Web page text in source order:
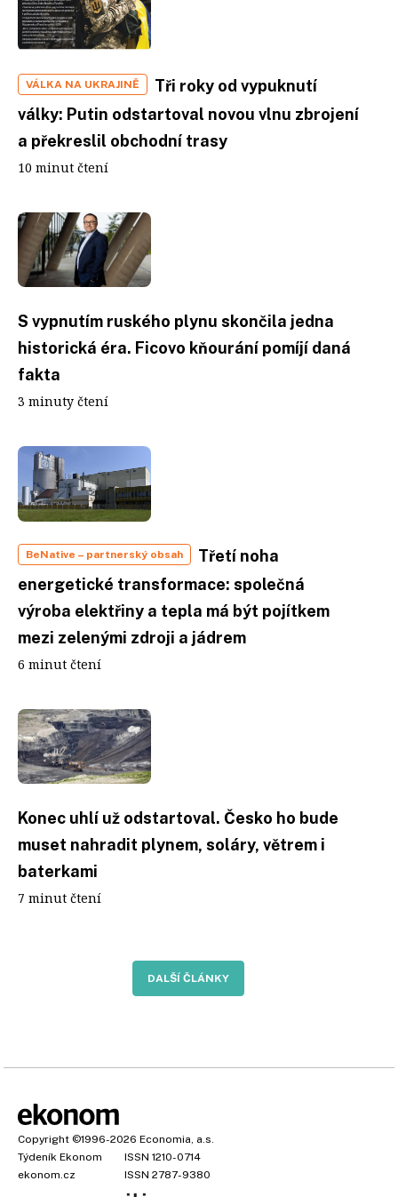
VÁLKA NA UKRAJINĚ
Tři roky od vypuknutí
války: Putin odstartoval novou vlnu zbrojení
a překreslil obchodní trasy
10 minut čtení
S vypnutím ruského plynu skončila jedna
historická éra. Ficovo kňourání pomíjí daná
fakta
3 minuty čtení
BeNative – partnerský obsah
Třetí noha
energetické transformace: společná
výroba elektřiny a tepla má být pojítkem
mezi zelenými zdroji a jádrem
6 minut čtení
Konec uhlí už odstartoval. Česko ho bude
muset nahradit plynem, soláry, větrem i
baterkami
7 minut čtení
DALŠÍ ČLÁNKY
Copyright ©1996-2026 Economia, a.s.
Týdeník Ekonom
ISSN 1210-0714
ekonom.cz
ISSN 2787-9380